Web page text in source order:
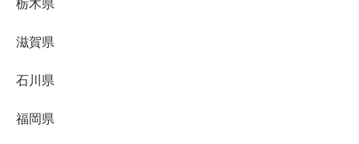
栃木県
滋賀県
石川県
福岡県